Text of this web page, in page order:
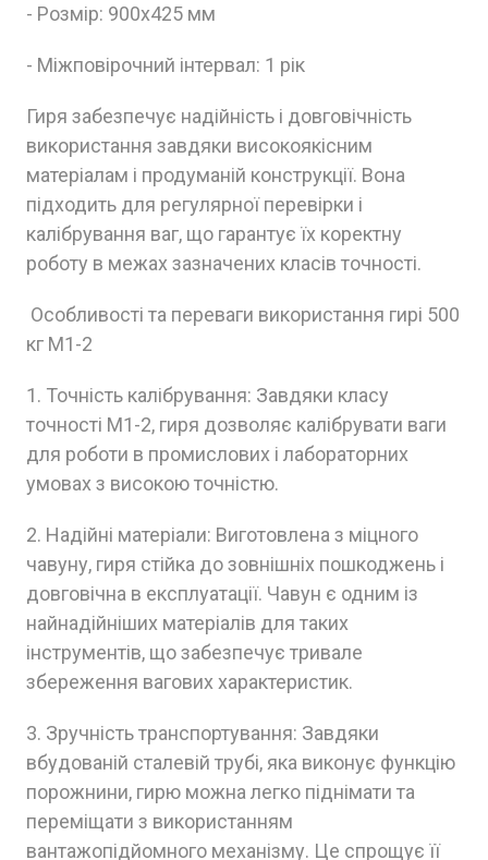
- Розмір: 900x425 мм
- Міжповірочний інтервал: 1 рік
Гиря забезпечує надійність і довговічність
використання завдяки високоякісним
матеріалам і продуманій конструкції. Вона
підходить для регулярної перевірки і
калібрування ваг, що гарантує їх коректну
роботу в межах зазначених класів точності.
Особливості та переваги використання гирі 500
кг M1-2
1. Точність калібрування: Завдяки класу
точності M1-2, гиря дозволяє калібрувати ваги
для роботи в промислових і лабораторних
умовах з високою точністю.
2. Надійні матеріали: Виготовлена з міцного
чавуну, гиря стійка до зовнішніх пошкоджень і
довговічна в експлуатації. Чавун є одним із
найнадійніших матеріалів для таких
інструментів, що забезпечує тривале
збереження вагових характеристик.
3. Зручність транспортування: Завдяки
вбудованій сталевій трубі, яка виконує функцію
порожнини, гирю можна легко піднімати та
переміщати з використанням
вантажопідйомного механізму. Це спрощує її